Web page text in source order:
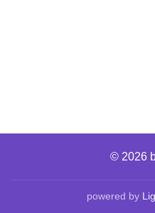
© 2026
powered by